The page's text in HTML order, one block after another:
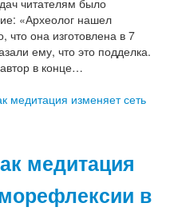
читателям было
«Археолог нашел
что она изготовлена в 7
ему, что это подделка.
в конце…
медитация
в